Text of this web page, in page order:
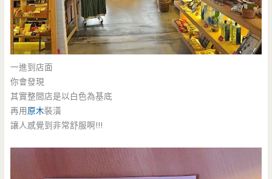
一進到店面
你會發現
其實整間店是以白色為基底
再用原木裝潢
讓人感覺到非常舒服啊!!!